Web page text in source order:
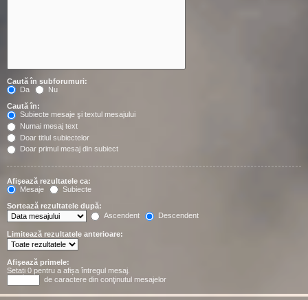
Caută în subforumuri:
Da
Nu
Caută în:
Subiecte mesaje şi textul mesajului
Numai mesaj text
Doar titlul subiectelor
Doar primul mesaj din subiect
Afişează rezultatele ca:
Mesaje
Subiecte
Sortează rezultatele după:
Ascendent
Descendent
Limitează rezultatele anterioare:
Afişează primele:
Setați 0 pentru a afișa întregul mesaj.
de caractere din conţinutul mesajelor